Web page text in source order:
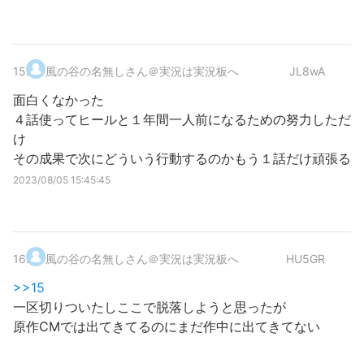
15. 風の谷の名無しさん＠実況は実況板へ JL8wA
面白くなかった
４話使ってヒールと１年間一人前になるための努力しただ
け
その成果で次にどういう行動するのかもう１話だけ頑張る
2023/08/05 15:45:45
16. 風の谷の名無しさん＠実況は実況板へ HU5GR
>>15
一区切りついたしここで脱落しようと思ったが
原作CMでは出てきてるのにまだ作中に出てきてない